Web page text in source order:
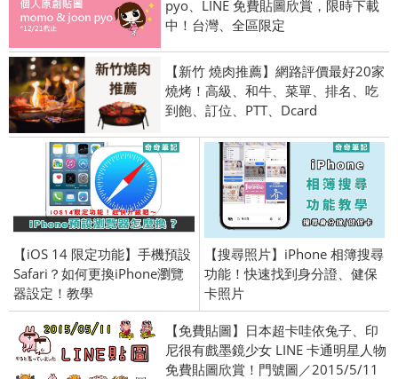
pyo、LINE 免費貼圖欣賞，限時下載
中！台灣、全區限定
【新竹 燒肉推薦】網路評價最好20家
燒烤！高級、和牛、菜單、排名、吃
到飽、訂位、PTT、Dcard
【iOS 14 限定功能】手機預設
Safari？如何更換iPhone瀏覽
器設定！教學
【搜尋照片】iPhone 相簿搜尋
功能！快速找到身分證、健保
卡照片
【免費貼圖】日本超卡哇依兔子、印
尼很有戲墨鏡少女 LINE 卡通明星人物
免費貼圖欣賞！門號圖／2015/5/11